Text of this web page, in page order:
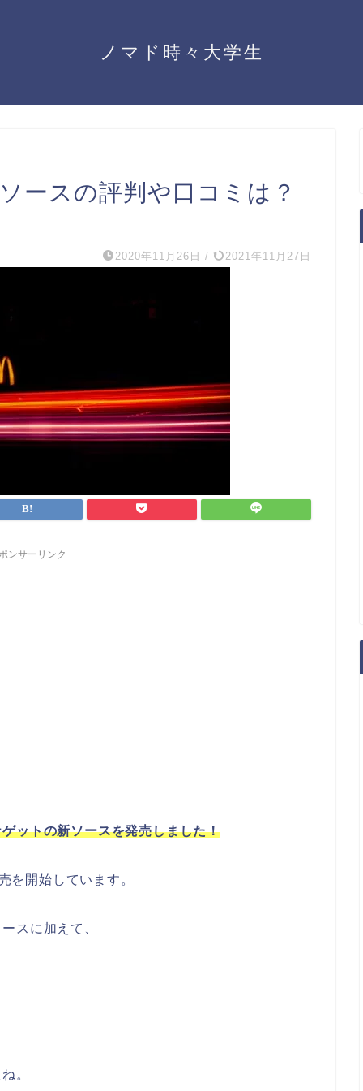
ノマド時々大学生
ースの評判や口コミは？
2020年11月26日 / 2021年11月27日
ンサーリンク
ットの新ソースを発売しました！
を開始しています。
スに加えて、
。